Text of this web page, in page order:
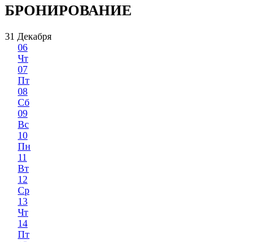
БРОНИРОВАНИЕ
31 Декабря
06
Чт
07
Пт
08
Сб
09
Вс
10
Пн
11
Вт
12
Ср
13
Чт
14
Пт